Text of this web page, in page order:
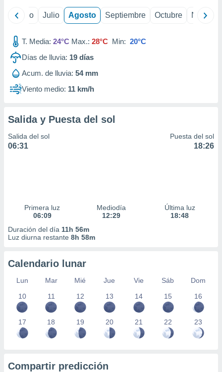
e
mediante
publicidad
de
Junio Julio Agosto Septiembre Octubre
T. Media: 24°C Max.: 28°C Min: 20°C
Días de lluvia: 19 días
Acum. de lluvia: 54 mm
Viento medio: 11 km/h
Salida y Puesta del sol
Salida del sol
06:31
Puesta del sol
18:26
Primera luz
06:09
Mediodía
12:29
Última luz
18:48
Duración del día 11h 56m
Luz diurna restante 8h 58m
Calendario lunar
Lun Mar Mié Jue Vie Sáb
Dom
10
11 12 13 14 15 16
17 18 19 20 21 22 23
Compartir predicción